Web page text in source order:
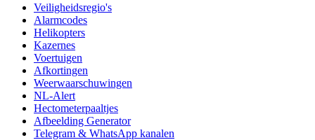
Veiligheidsregio's
Alarmcodes
Helikopters
Kazernes
Voertuigen
Afkortingen
Weerwaarschuwingen
NL-Alert
Hectometerpaaltjes
Afbeelding Generator
Telegram & WhatsApp kanalen